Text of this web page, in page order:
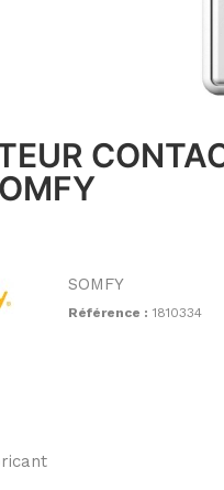
SOMFY
Référence : 1810334